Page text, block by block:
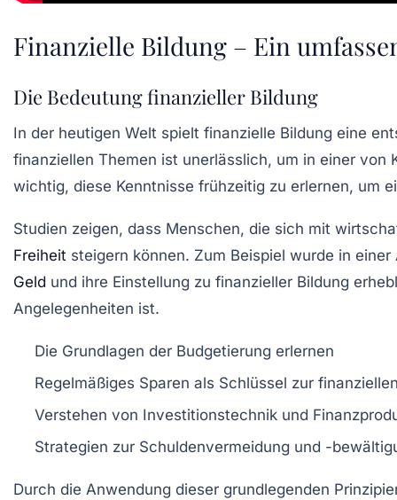
Finanzielle Bildung – Ein
Die Bedeutung finanzieller Bildung
In der heutigen Welt spielt finanzielle Bildung eine
finanziellen Themen ist unerlässlich, um in einer
wichtig, diese Kenntnisse frühzeitig zu erlernen, um
Studien zeigen, dass Menschen, die sich mit
Freiheit steigern können. Zum Beispiel wurde in
Geld und ihre Einstellung zu finanzieller Bildung
Angelegenheiten ist.
Die Grundlagen der Budgetierung erlernen
Regelmäßiges Sparen als Schlüssel zur
Verstehen von Investitionstechnik und
Strategien zur Schuldenvermeidung und -
Durch die Anwendung dieser grundlegenden